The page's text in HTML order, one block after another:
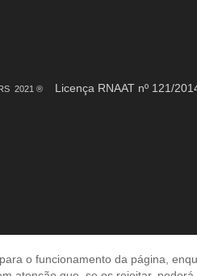
2021 ® Licença RNAAT nº 121/
o funcionamento da página,